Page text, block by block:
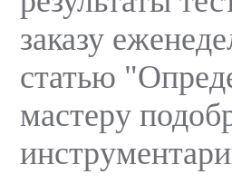
заказу
статью
мастеру